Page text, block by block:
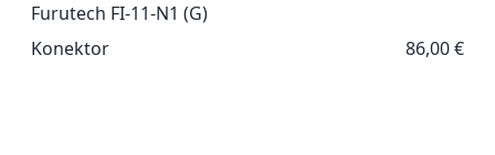
Furutech FI-11-N1 (G)
Konektor
86,00 €